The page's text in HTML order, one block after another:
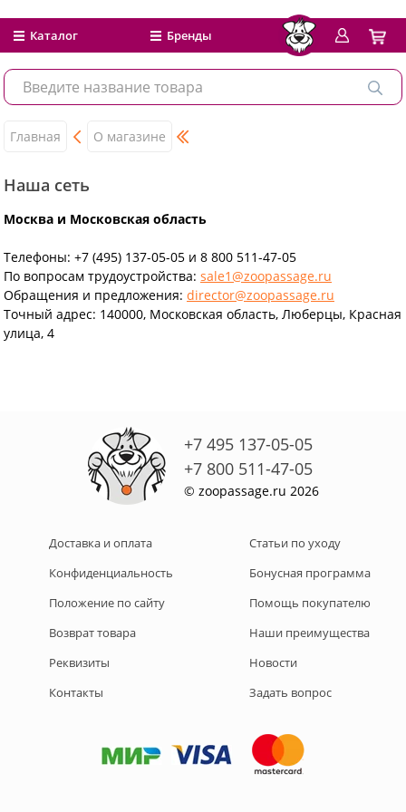
Каталог Бренды
Главная О магазине
Наша сеть
Москва и Московская область
Телефоны: +7 (495) 137-05-05 и 8 800 511-47-05
По вопросам трудоустройства: sale1@zoopassage.ru
Обращения и предложения: director@zoopassage.ru
Точный адрес: 140000, Московская область, Люберцы, Красная
улица, 4
+7 495 137-05-05
+7 800 511-47-05
© zoopassage.ru 2026
Доставка и оплата
Конфиденциальность
Положение по сайту
Возврат товара
Реквизиты
Контакты
Статьи по уходу
Бонусная программа
Помощь покупателю
Наши преимущества
Новости
Задать вопрос